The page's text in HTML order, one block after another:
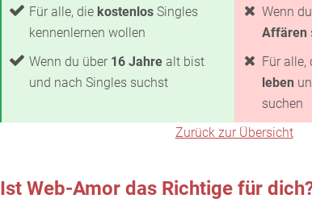
Für alle, die kostenlos Singles
kennenlernen wollen
Wenn du über 16 Jahre alt bist
und nach Singles suchst
Wenn du
Affären
Für alle,
leben
suchen
Zurück zur Übersicht
Ist Web-Amor das Richtige für